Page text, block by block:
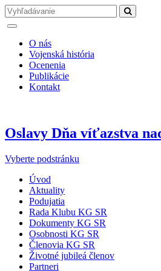
O nás
Vojenská história
Ocenenia
Publikácie
Kontakt
Oslavy Dňa víťazstva
Vyberte podstránku
Úvod
Aktuality
Podujatia
Rada Klubu KG SR
Dokumenty KG SR
Osobnosti KG SR
Členovia KG SR
Životné jubileá členov
Partneri